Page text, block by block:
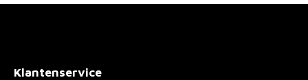
Klantenservice